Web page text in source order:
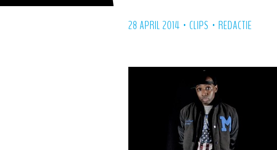
28 APRIL 2014 • CLIPS • REDACTIE